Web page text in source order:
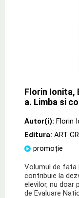
Florin Ionita,
a. Limba si
Autor(i): Florin
Editura: ART
promoție
Volumul de fata
contribuie la
elevilor, nu doar
de Evaluare